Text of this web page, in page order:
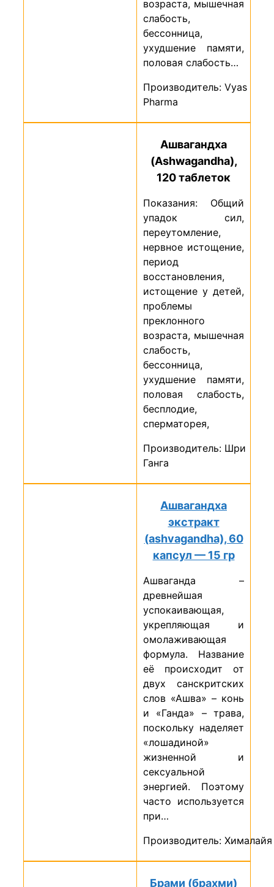
возраста, мышечная
слабость,
бессонница,
ухудшение памяти,
половая слабость…
Производитель: Vyas
Pharma
Ашвагандха
(Ashwagandha),
120 таблеток
Показания: Общий
упадок сил,
переутомление,
нервное истощение,
период
восстановления,
истощение у детей,
проблемы
преклонного
возраста, мышечная
слабость,
бессонница,
ухудшение памяти,
половая слабость,
бесплодие,
сперматорея,
Производитель: Шри
Ганга
Ашвагандха
экстракт
(ashvagandha), 60
капсул — 15 гр
Ашваганда –
древнейшая
успокаивающая,
укрепляющая и
омолаживающая
формула. Название
её происходит от
двух санскритских
слов «Ашва» – конь
и «Ганда» – трава,
поскольку наделяет
«лошадиной»
жизненной и
сексуальной
энергией. Поэтому
часто используется
при…
Производитель: Хималайя
Брами (брахми)